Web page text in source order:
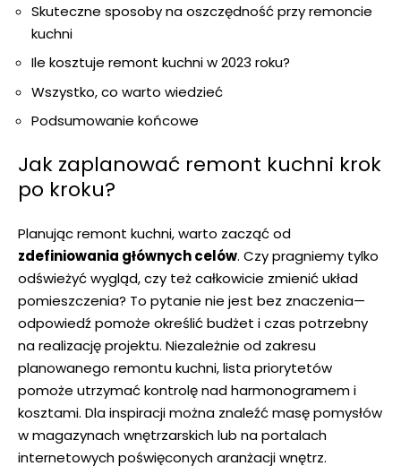
Skuteczne sposoby na oszczędność przy remoncie
kuchni
Ile kosztuje remont​ kuchni w 2023 roku?
Wszystko,‍ co ​warto wiedzieć
Podsumowanie końcowe
Jak zaplanować remont kuchni krok
po kroku?
Planując remont kuchni, warto ​zacząć od
zdefiniowania głównych⁤ celów. ‌Czy pragniemy tylko
odświeżyć wygląd, czy też całkowicie zmienić układ
pomieszczenia? To pytanie nie jest bez znaczenia—
odpowiedź pomoże określić budżet ​i czas potrzebny
na realizację projektu. Niezależnie od zakresu
planowanego remontu kuchni, lista priorytetów
pomoże utrzymać kontrolę⁤ nad harmonogramem i
kosztami. Dla inspiracji‍ można znaleźć masę pomysłów
w magazynach wnętrzarskich lub⁤ na portalach
internetowych poświęconych aranżacji wnętrz.